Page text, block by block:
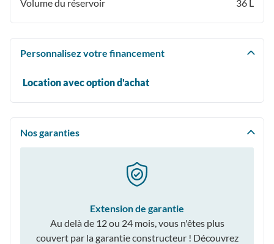
Volume du réservoir
36 L
Personnalisez votre financement
Location avec option d'achat
Nos garanties
Extension de garantie
Au delà de 12 ou 24 mois, vous n'êtes plus
couvert par la garantie constructeur ! Découvrez